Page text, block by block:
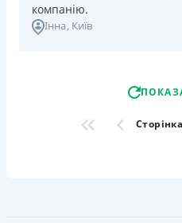
компанію.
Інна, Київ